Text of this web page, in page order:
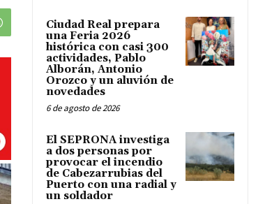
Ciudad Real prepara
una Feria 2026
histórica con casi 300
actividades, Pablo
Alborán, Antonio
Orozco y un aluvión de
novedades
6 de agosto de 2026
El SEPRONA investiga
a dos personas por
provocar el incendio
de Cabezarrubias del
Puerto con una radial y
un soldador